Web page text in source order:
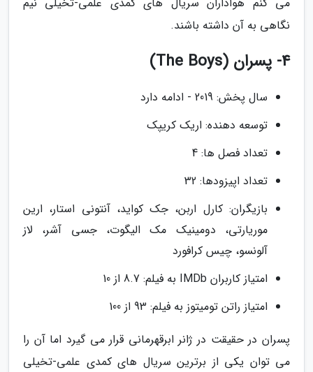
نگاهی به آن داشته باشند.
4- پسران (The Boys)
سال پخش: 2019 - ادامه دارد
توسعه دهنده: اریک کریپک
تعداد فصل ها: 4
تعداد اپیزودها: 32
بازیگران: کارل اربن، جک کواید، آنتونی استار، ارین
موریارتی، دومینیک مک الیگوت، جسی آشر، لاز
آلونسو، چیس کرافورد
امتیاز کاربران IMDb به فیلم: 8.7 از 10
امتیاز راتن تومیتوز به فیلم: 93 از 100
پسران در حقیقت در ژانر ابرقهرمانی قرار می گیرد اما آن را
می توان یکی از برترین سریال های کمدی علمی-تخیلی